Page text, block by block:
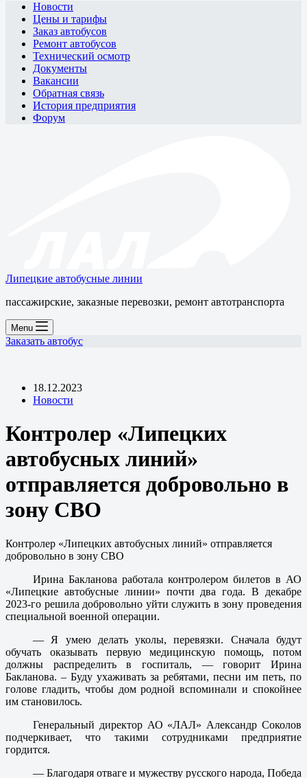
Новости
Цены и тарифы
Заказ автобусов
Ремонт автобусов
Технический осмотр
Документы
Вакансии
Обратная связь
История предприятия
Форум
Липецкие автобусные линии
пассажирские, заказные перевозки, ремонт автотранспорта
Menu
Заказать автобус
18.12.2023
Новости
Контролер «Липецких
автобусных линий»
отправляется добровольно в
зону СВО
Контролер «Липецких автобусных линий» отправляется
добровольно в зону СВО
Ирина Бакланова работала контролером билетов в АО
«Липецкие автобусные линии» почти два года. В декабре
2023-го решила добровольно уйти служить в зону проведения
специальной военной операции.
— Я умею делать уколы, перевязки. Сначала будут
обучать оказывать первую медицинскую помощь, потом
должны распределить в госпиталь, — говорит Ирина
Бакланова. – Буду ухаживать за ребятами, песни им петь, по
голове гладить, чтобы дом родной вспоминали и спокойнее
им становилось.
Генеральный директор АО «ЛАЛ» Александр Соколов
подчеркивает, что такими сотрудниками предприятие
гордится.
— Благодаря отваге и мужеству русского народа, Победа